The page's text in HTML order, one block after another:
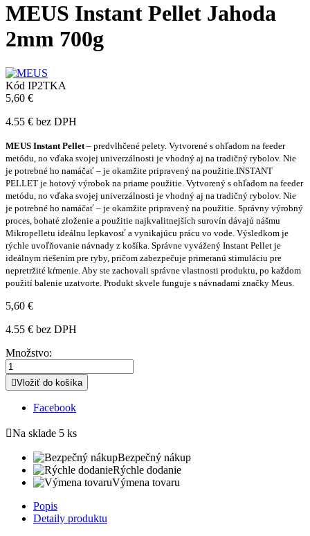
MEUS Instant Pellet Jahoda
2mm 700g
Kód IP2TKA
5,60 €
4.55 € bez DPH
MEUS Instant Pellet – predvlhčené pelety. Vytvorené s ohľadom na feeder
metódu, no vďaka svojej univerzálnosti je vhodný aj na tradičný rybolov. Nie
je potrebné ho namáčať – je okamžite pripravený na použitie. INSTANT
PELLET je hotový výrobok na priame použitie. Vytvorený s ohľadom na feeder
metódu, no vďaka svojej univerzálnosti je vhodný aj na tradičný rybolov. Nie
je potrebné ho namáčať – je okamžite pripravený na použitie. Správny výrobný
proces, bohaté zloženie a použitie najkvalitnejších surovín dávajú nášmu
Mikropelletu ideálnu lepkavosť a vynikajúcu prácu vo vode. Výsledkom je
rýchle uvoľňovanie návnady z košíka. Správne vyvážený Instant Pellet je
ideálnym riešením pre ryby, pričom zabezpečuje primeranú stimuláciu pre
nepretržité kŕmenie. Aby ste zachovali správne vlastnosti produktu, po každom
použití balenie uzatvorte. Produkt skvele funguje s návnadami značky Meus.
5,60 €
4.55 € bez DPH
Množstvo:
Vložiť do košíka
Facebook
Na sklade 5 ks
Bezpečný nákup
Rýchle dodanie
Výmena tovaru
Popis
Detaily produktu